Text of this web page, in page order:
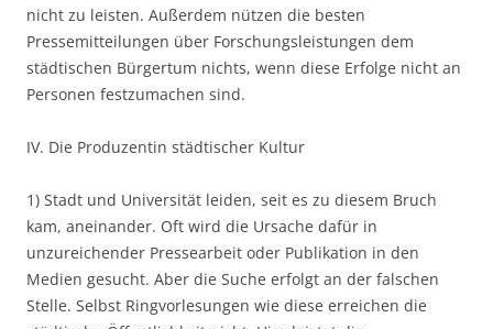
nicht zu leisten. Außerdem nützen die besten
Pressemitteilungen über Forschungsleistungen dem
städtischen Bürgertum nichts, wenn diese Erfolge nicht an
Personen festzumachen sind.
IV. Die Produzentin städtischer Kultur
1) Stadt und Universität leiden, seit es zu diesem Bruch
kam, aneinander. Oft wird die Ursache dafür in
unzureichender Pressearbeit oder Publikation in den
Medien gesucht. Aber die Suche erfolgt an der falschen
Stelle. Selbst Ringvorlesungen wie diese erreichen die